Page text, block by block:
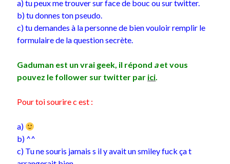
Bon plan du dimanche
Coup de coeur
Daddy
Engagé
Green
Humeur
Lyon
Mini-monsieur
Non classé
Parole de Follower
a) tu peux me trouver sur face de bouc ou sur twitter.
b) tu donnes ton pseudo.
c) tu demandes à la personne de bien vouloir remplir le
formulaire de la question secrète.
Gaduman est un vrai geek, il répond aet vous
pouvez le follower sur twitter par ici.
Pour toi sourire c est :
a)
b) ^^
c) Tu ne souris jamais s il y avait un smiley fuck ça t